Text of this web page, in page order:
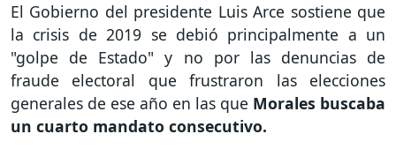
El Gobierno del presidente Luis Arce sostiene que
la crisis de 2019 se debió principalmente a un
"golpe de Estado" y no por las denuncias de
fraude electoral que frustraron las elecciones
generales de ese año en las que Morales buscaba
un cuarto mandato consecutivo.